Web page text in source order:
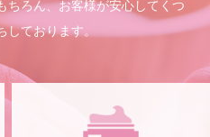
ちろん、お客様が安心してくつ
ております。